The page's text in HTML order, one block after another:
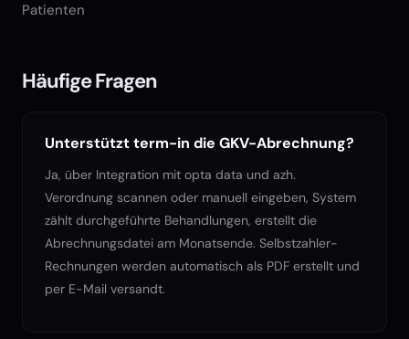
Patienten
Häufige Fragen
Unterstützt term-in die GKV-Abrechnung?
Ja, über Integration mit opta data und azh.
Verordnung scannen oder manuell eingeben, System
zählt durchgeführte Behandlungen, erstellt die
Abrechnungsdatei am Monatsende. Selbstzahler-
Rechnungen werden automatisch als PDF erstellt und
per E-Mail versandt.